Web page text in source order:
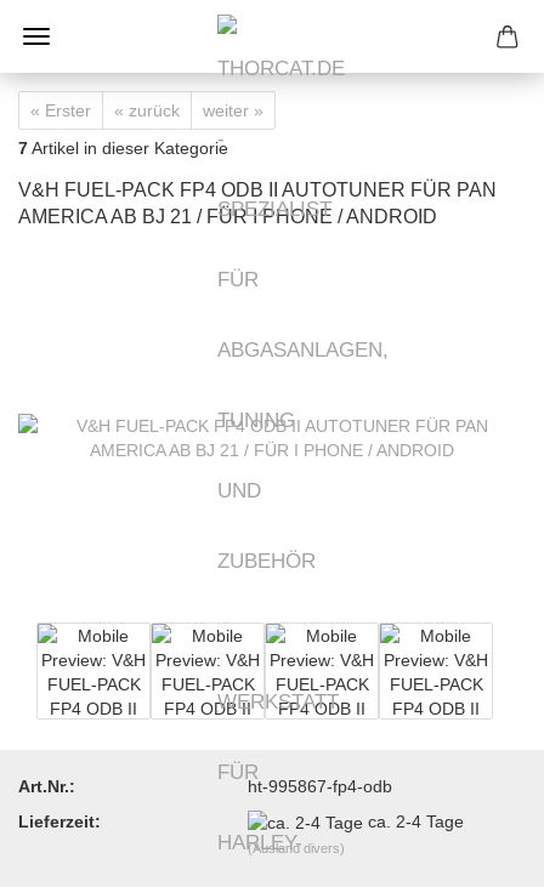
« Erster « zurück
weiter »
7Artikel in dieser Kategorie
V&H FUEL-PACK FP4 ODB II AUTOTUNER FÜR PAN
AMERICA AB BJ 21 / FÜR I PHONE / ANDROID
Art.Nr.:
ht-995867-fp4-odb
Lieferzeit:
ca. 2-4 Tage
(Ausland divers)